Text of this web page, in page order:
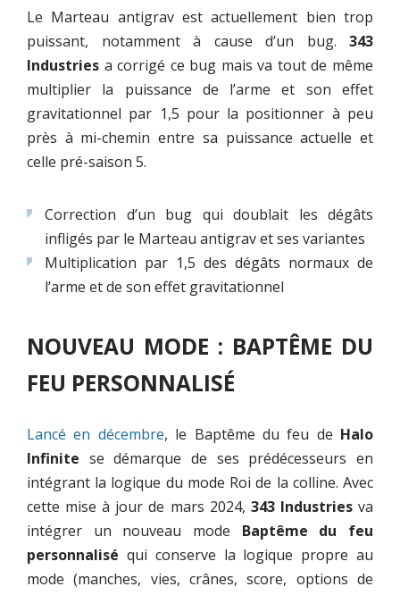
Le Marteau antigrav est actuellement bien trop
puissant, notamment à cause d’un bug. 343
Industries a corrigé ce bug mais va tout de même
multiplier la puissance de l’arme et son effet
gravitationnel par 1,5 pour la positionner à peu
près à mi-chemin entre sa puissance actuelle et
celle pré-saison 5.
Correction d’un bug qui doublait les dégâts
infligés par le Marteau antigrav et ses variantes
Multiplication par 1,5 des dégâts normaux de
l’arme et de son effet gravitationnel
NOUVEAU MODE : BAPTÊME DU
FEU PERSONNALISÉ
Lancé en décembre, le Baptême du feu de Halo
Infinite se démarque de ses prédécesseurs en
intégrant la logique du mode Roi de la colline. Avec
cette mise à jour de mars 2024, 343 Industriesva
intégrer un nouveau mode Baptême du feu
personnalisé qui conserve la logique propre au
mode (manches, vies, crânes, score, options de